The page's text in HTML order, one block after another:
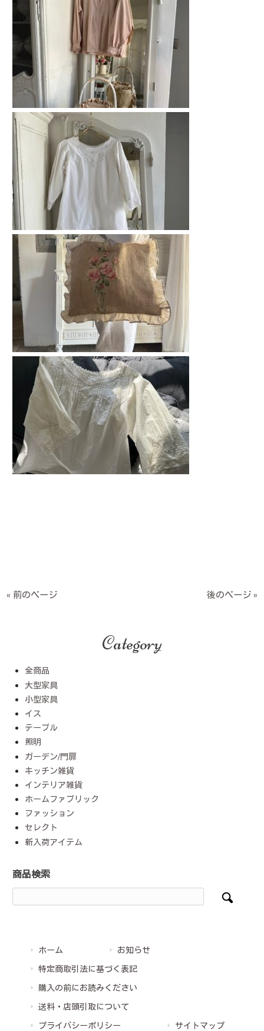
« 前のページ 後のページ »
Category
全商品
大型家具
小型家具
イス
テーブル
照明
ガーデン/門扉
キッチン雑貨
インテリア雑貨
ホームファブリック
ファッション
セレクト
新入荷アイテム
商品検索
ホーム
お知らせ
特定商取引法に基づく表記
購入の前にお読みください
送料・店頭引取について
プライバシーポリシー
サイトマップ